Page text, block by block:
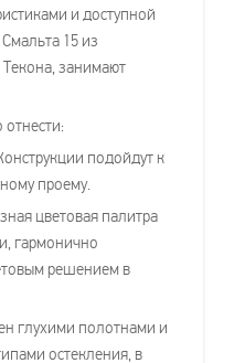
и доступной
15 из
занимают
подойдут к
проему.
цветовая палитра
гармонично
решением в
глухими полотнами и
остекления, в